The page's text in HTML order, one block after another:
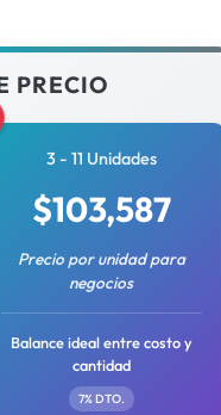
PRECIO
3 - 11 Unidades
$103,587
Precio por unidad para
negocios
Balance ideal entre costo y
cantidad
7% DTO.